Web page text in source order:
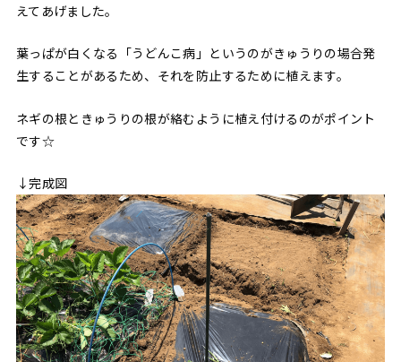
えてあげました。
葉っぱが白くなる「うどんこ病」というのがきゅうりの場合発
生することがあるため、それを防止するために植えます。
ネギの根ときゅうりの根が絡むように植え付けるのがポイント
です☆
↓完成図